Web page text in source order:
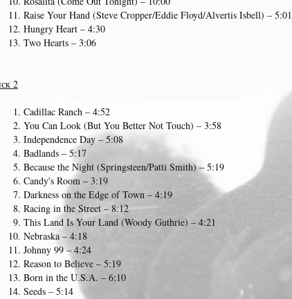
Raise Your Hand (Steve Cropper/Eddie Floyd/Alvertis Isbell) – 5:01
Hungry Heart – 4:30
Two Hearts – 3:06
2
Cadillac Ranch – 4:52
You Can Look (But You Better Not Touch) – 3:58
Independence Day – 5:08
Badlands – 5:17
Because the Night (Springsteen/Patti Smith) – 5:19
Candy's Room – 3:19
Darkness on the Edge of Town – 4:19
Racing in the Street – 8:12
This Land Is Your Land (Woody Guthrie) – 4:21
Nebraska – 4:18
Johnny 99 – 4:24
Reason to Believe – 5:19
Born in the U.S.A. – 6:10
Seeds – 5:14